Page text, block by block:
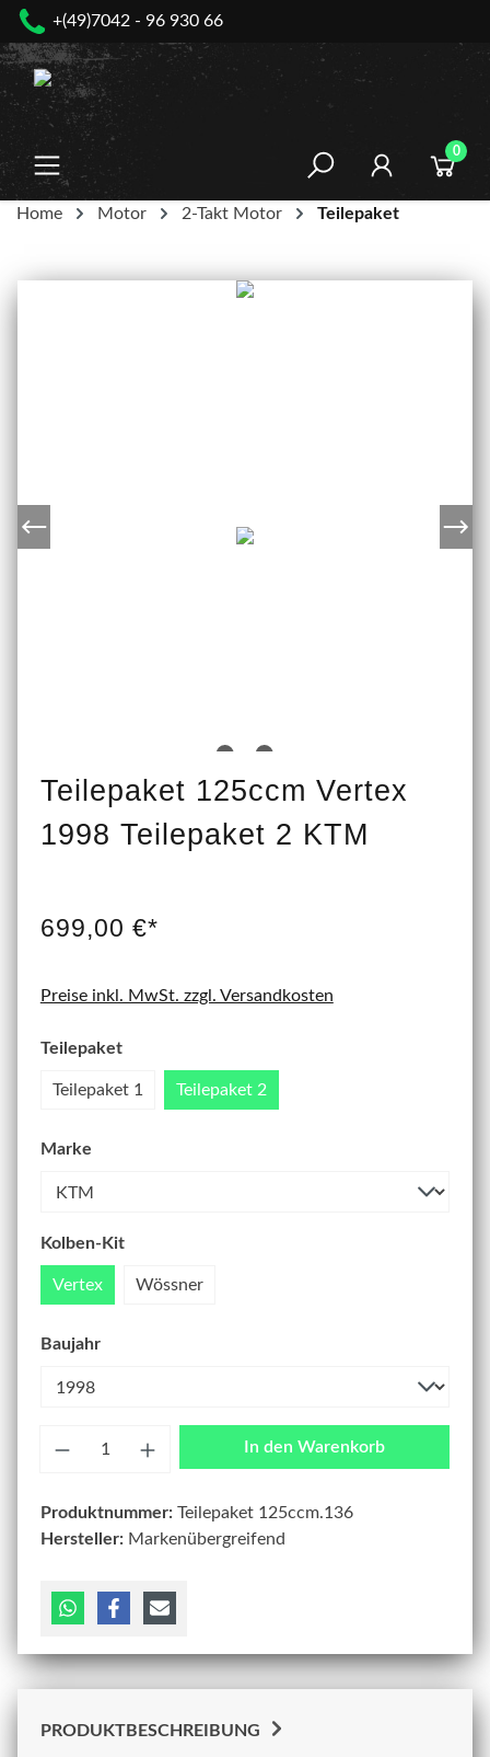
springen
+(49)7042 - 96 930 66
0
Home Motor 2-Takt Motor Teilepaket
Teilepaket 125ccm Vertex
1998 Teilepaket 2 KTM
699,00 €*
Preise inkl. MwSt. zzgl. Versandkosten
Teilepaket
Teilepaket 1 Teilepaket 2
Marke
Kolben-Kit
Vertex Wössner
Baujahr
In den Warenkorb
Produktnummer: Teilepaket 125ccm.136
Hersteller: Markenübergreifend
PRODUKTBESCHREIBUNG